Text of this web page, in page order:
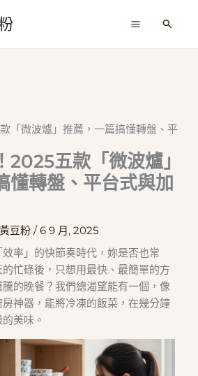
搜
「微波爐」推薦，一篇搞懂轉盤、平
2025五款「微波爐」
懂轉盤、平台式與加
豆粉/6 9 月, 2025
率」的快節奏時代，妳是否也常
忙碌後，只想用最快、最簡單的方
的晚餐？我們總渴望能有一個，像
房神器，能將冷凍的飯菜，在幾分鐘
美味。